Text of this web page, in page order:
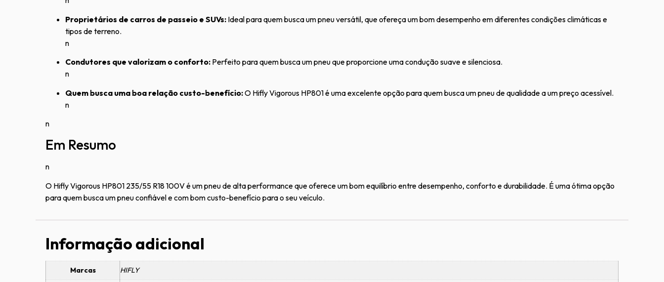
Proprietários de carros de passeio e SUVs: Ideal para quem busca um pneu versátil, que ofereça um bom desempenho em diferentes condições climáticas e
tipos de terreno.
n
Condutores que valorizam o conforto: Perfeito para quem busca um pneu que proporcione uma condução suave e silenciosa.
n
Quem busca uma boa relação custo-benefício:O Hifly Vigorous HP801 é uma excelente opção para quem busca um pneu de qualidade a um preço acessível.
n
n
Em Resumo
n
O Hifly Vigorous HP801 235/55 R18 100V é um pneu de alta performance que oferece um bom equilíbrio entre desempenho, conforto e durabilidade. É uma ótima opção
para quem busca um pneu confiável e com bom custo-benefício para o seu veículo.
Informação adicional
Marcas HIFLY